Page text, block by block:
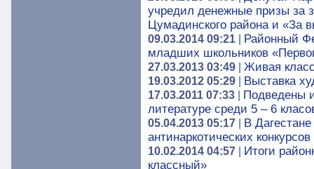
учредил денежные призы за
Цумадинского района и «За
09.03.2014 09:21
Районный
младших школьников
27.03.2013 03:49 Живая
19.03.2012 05:29 Выставка
17.03.2011 07:33
Подведены
литературе среди 5 – 6
05.04.2013 05:17
В
антинаркотических конкурсов
10.02.2014 04:57
Итоги
классный»